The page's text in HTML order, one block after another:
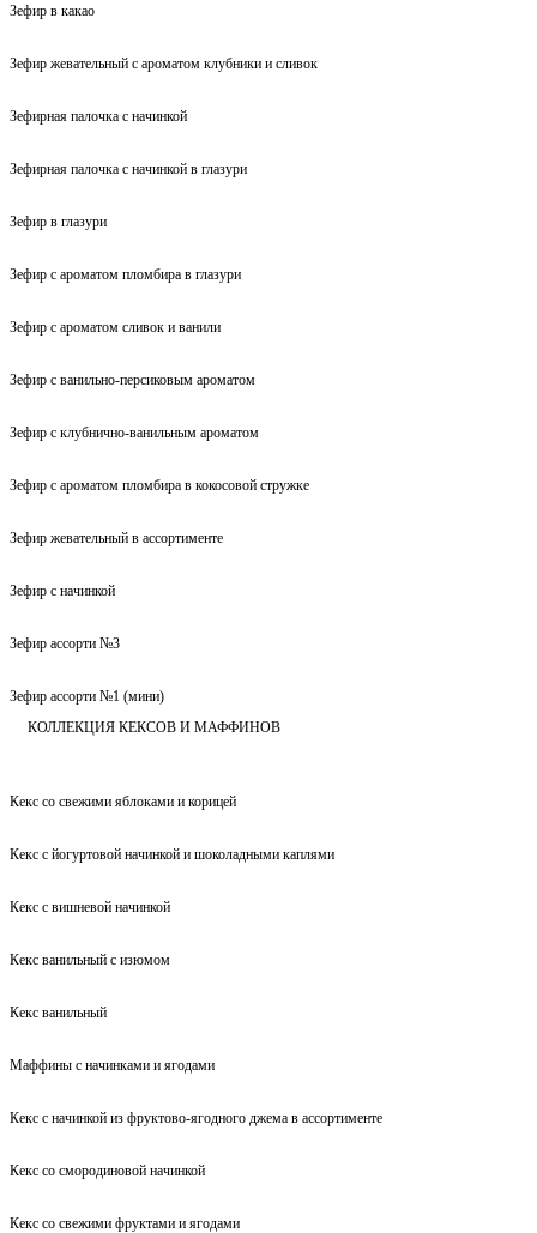
Зефир в какао
Зефир жевательный с ароматом клубники и сливок
Зефирная палочка с начинкой
Зефирная палочка с начинкой в глазури
Зефир в глазури
Зефир с ароматом пломбира в глазури
Зефир с ароматом сливок и ванили
Зефир с ванильно-персиковым ароматом
Зефир с клубнично-ванильным ароматом
Зефир с ароматом пломбира в кокосовой стружке
Зефир жевательный в ассортименте
Зефир с начинкой
Зефир ассорти №3
Зефир ассорти №1 (мини)
КОЛЛЕКЦИЯ КЕКСОВ И МАФФИНОВ
Кекс со свежими яблоками и корицей
Кекс с йогуртовой начинкой и шоколадными каплями
Кекс с вишневой начинкой
Кекс ванильный с изюмом
Кекс ванильный
Маффины с начинками и ягодами
Кекс с начинкой из фруктово-ягодного джема в ассортименте
Кекс со смородиновой начинкой
Кекс со свежими фруктами и ягодами